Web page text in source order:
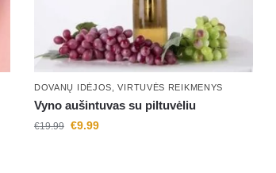
DOVANŲ IDĖJOS ,VIRTUVĖS REIKMENYS
Vyno aušintuvas su piltuvėliu
€19.99 €9.99